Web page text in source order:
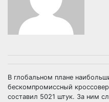
В глобальном плане
бескомпромиссный
составил 5021 штук. За ним